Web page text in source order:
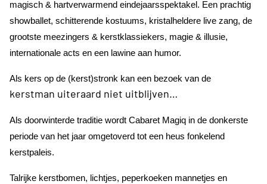
magisch & hartverwarmend eindejaarsspektakel. Een prachtig
showballet, schitterende kostuums, kristalheldere live zang, de
grootste meezingers & kerstklassiekers, magie & illusie,
internationale acts en een lawine aan humor.
Als kers op de (kerst)stronk kan een bezoek van de
kerstman uiteraard niet uitblijven…
Als doorwinterde traditie wordt Cabaret Magiq in de donkerste
periode van het jaar omgetoverd tot een heus fonkelend
kerstpaleis.
Talrijke kerstbomen, lichtjes, peperkoeken mannetjes en